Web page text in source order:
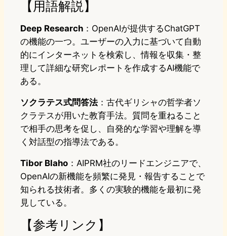
【用語解説】
Deep Research ：OpenAIが提供するChatGPT
の機能の一つ。ユーザーの入力に基づいて自動
的にインターネットを検索し、情報を収集・整
理して詳細な研究レポートを作成するAI機能で
ある。
ソクラテス式問答法：古代ギリシャの哲学者ソ
クラテスが用いた教育手法。質問を重ねること
で相手の思考を促し、自発的な学習や理解を導
く対話型の指導法である。
Tibor Blaho ：AIPRM社のリードエンジニアで、
OpenAIの新機能を頻繁に発見・報告することで
知られる技術者。多くの実験的機能を最初に発
見している。
【参考リンク】